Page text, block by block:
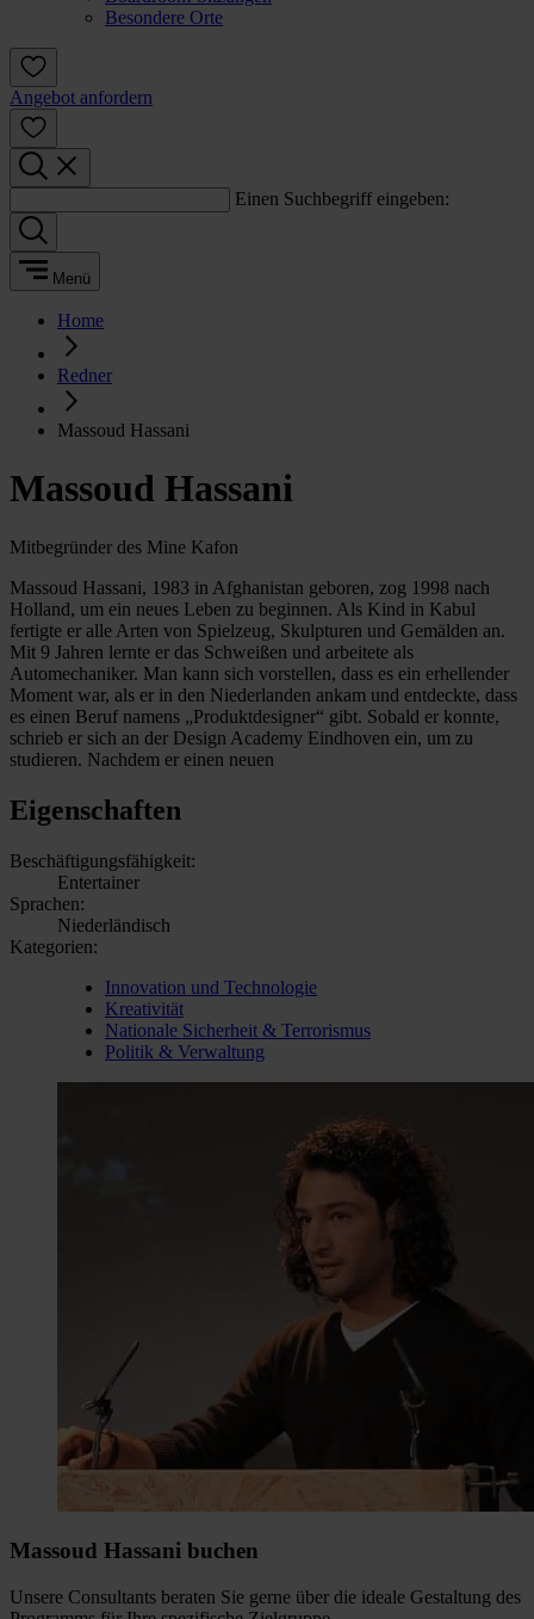
Besondere Orte
Angebot anfordern
Einen Suchbegriff eingeben:
Menü
Home
Redner
Massoud Hassani
Massoud Hassani
Mitbegründer des Mine Kafon
Massoud Hassani, 1983 in Afghanistan geboren, zog 1998 nach
Holland, um ein neues Leben zu beginnen. Als Kind in Kabul
fertigte er alle Arten von Spielzeug, Skulpturen und Gemälden an.
Mit 9 Jahren lernte er das Schweißen und arbeitete als
Automechaniker. Man kann sich vorstellen, dass es ein erhellender
Moment war, als er in den Niederlanden ankam und entdeckte, dass
es einen Beruf namens „Produktdesigner“ gibt. Sobald er konnte,
schrieb er sich an der Design Academy Eindhoven ein, um zu
studieren. Nachdem er einen neuen
Eigenschaften
Beschäftigungsfähigkeit:
Entertainer
Sprachen:
Niederländisch
Kategorien:
Innovation und Technologie
Kreativität
Nationale Sicherheit & Terrorismus
Politik & Verwaltung
Massoud Hassani buchen
Unsere Consultants beraten Sie gerne über die ideale Gestaltung des